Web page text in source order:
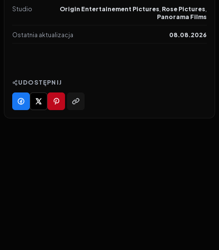
Studio Origin Entertainement Pictures, Rose Pictures,
Panorama Films
Ostatnia aktualizacja 08.08.2026
UDOSTĘPNIJ